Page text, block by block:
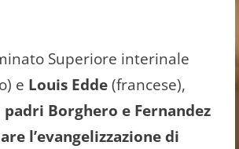
Superiore interinale
e Louis Edde (francese),
padri Borghero e Fernandez
l’evangelizzazione di